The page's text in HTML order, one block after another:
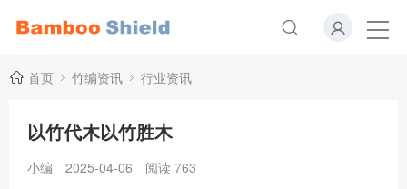
首页 竹编资讯 行业资讯
以竹代木以竹胜木
小编 2025-04-06 阅读 763